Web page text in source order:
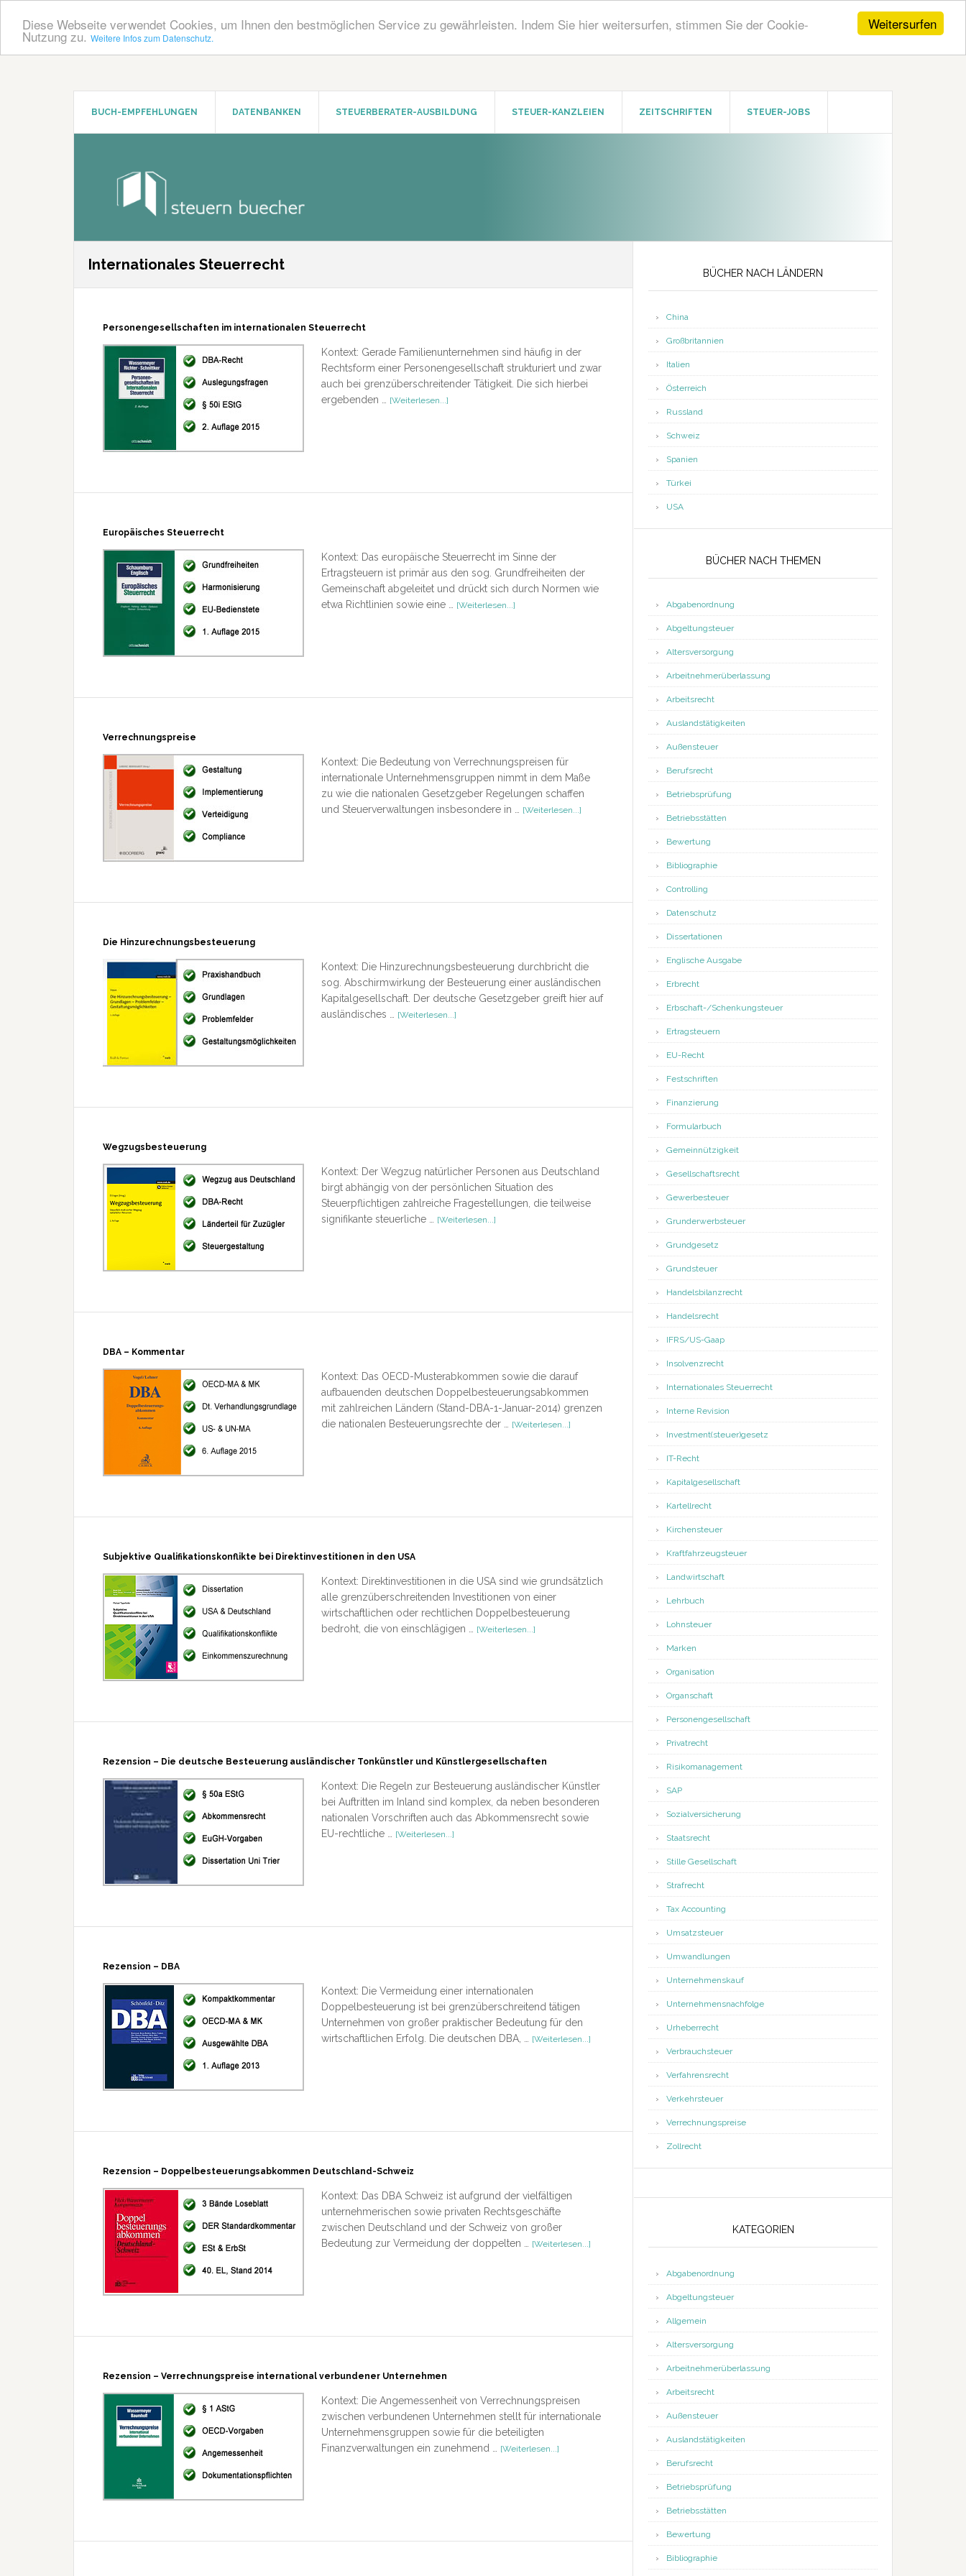
Weitersurfen
Diese Webseite verwendet Cookies, um Ihnen den bestmöglichen Service zu gewährleisten. Indem Sie hier weitersurfen, stimmen Sie der Cookie-
Nutzung zu. Weitere Infos zum Datenschutz.
Zum
Zur
BUCH-EMPFEHLUNGEN DATENBANKEN STEUERBERATER-AUSBILDUNG STEUER-KANZLEIEN ZEITSCHRIFTEN STEUER-JOBS
Internationales Steuerrecht
Personengesellschaften im internationalen Steuerrecht
Kontext: Gerade Familienunternehmen sind häufig in der
Rechtsform einer Personengesellschaft strukturiert und zwar
auch bei grenzüberschreitender Tätigkeit. Die sich hierbei
ergebenden …
[Weiterlesen...]
Europäisches Steuerrecht
Kontext: Das europäische Steuerrecht im Sinne der
Ertragsteuern ist primär aus den sog. Grundfreiheiten der
Gemeinschaft abgeleitet und drückt sich durch Normen wie
etwa Richtlinien sowie eine …
[Weiterlesen...]
Verrechnungspreise
Kontext: Die Bedeutung von Verrechnungspreisen für
internationale Unternehmensgruppen nimmt in dem Maße
zu wie die nationalen Gesetzgeber Regelungen schaffen
und Steuerverwaltungen insbesondere in …
[Weiterlesen...] ÜberVerrechnungspreise
Die Hinzurechnungsbesteuerung
Kontext: Die Hinzurechnungsbesteuerung durchbricht die
sog. Abschirmwirkung der Besteuerung einer ausländischen
Kapitalgesellschaft. Der deutsche Gesetzgeber greift hier auf
ausländisches …
[Weiterlesen...]
Wegzugsbesteuerung
Kontext: Der Wegzug natürlicher Personen aus Deutschland
birgt abhängig von der persönlichen Situation des
Steuerpflichtigen zahlreiche Fragestellungen, die teilweise
signifikante steuerliche …
[Weiterlesen...]
DBA – Kommentar
Kontext: Das OECD-Musterabkommen sowie die darauf
aufbauenden deutschen Doppelbesteuerungsabkommen
mit zahlreichen Ländern (Stand-DBA-1-Januar-2014) grenzen
die nationalen Besteuerungsrechte der …
[Weiterlesen...]
Subjektive Qualifikationskonflikte bei Direktinvestitionen in den USA
Kontext: Direktinvestitionen in die USA sind wie grundsätzlich
alle grenzüberschreitenden Investitionen von einer
wirtschaftlichen oder rechtlichen Doppelbesteuerung
bedroht, die von einschlägigen …
[Weiterlesen...]
Rezension – Die deutsche Besteuerung ausländischer Tonkünstler und Künstlergesellschaften
Kontext: Die Regeln zur Besteuerung ausländischer Künstler
bei Auftritten im Inland sind komplex, da neben besonderen
nationalen Vorschriften auch das Abkommensrecht sowie
EU-rechtliche …
[Weiterlesen...]
und
Rezension – DBA
Kontext: Die Vermeidung einer internationalen
Doppelbesteuerung ist bei grenzüberschreitend tätigen
Unternehmen von großer praktischer Bedeutung für den
wirtschaftlichen Erfolg. Die deutschen DBA, …
[Weiterlesen...] ÜberRezension
Rezension – Doppelbesteuerungsabkommen Deutschland-Schweiz
Kontext: Das DBA Schweiz ist aufgrund der vielfältigen
unternehmerischen sowie privaten Rechtsgeschäfte
zwischen Deutschland und der Schweiz von großer
Bedeutung zur Vermeidung der doppelten …
[Weiterlesen...]
Doppelbesteuerungsabkommen
Rezension – Verrechnungspreise international verbundener Unternehmen
Kontext: Die Angemessenheit von Verrechnungspreisen
zwischen verbundenen Unternehmen stellt für internationale
Unternehmensgruppen sowie für die beteiligten
Finanzverwaltungen ein zunehmend …
[Weiterlesen...]
BÜCHER NACH LÄNDERN
China
Großbritannien
Italien
Österreich
Russland
Schweiz
Spanien
Türkei
USA
BÜCHER NACH THEMEN
Abgabenordnung
Abgeltungsteuer
Altersversorgung
Arbeitnehmerüberlassung
Arbeitsrecht
Auslandstätigkeiten
Außensteuer
Berufsrecht
Betriebsprüfung
Betriebsstätten
Bewertung
Bibliographie
Controlling
Datenschutz
Dissertationen
Englische Ausgabe
Erbrecht
Erbschaft-/Schenkungsteuer
Ertragsteuern
EU-Recht
Festschriften
Finanzierung
Formularbuch
Gemeinnützigkeit
Gesellschaftsrecht
Gewerbesteuer
Grunderwerbsteuer
Grundgesetz
Grundsteuer
Handelsbilanzrecht
Handelsrecht
IFRS/US-Gaap
Insolvenzrecht
Internationales Steuerrecht
Interne Revision
Investment(steuer)gesetz
IT-Recht
Kapitalgesellschaft
Kartellrecht
Kirchensteuer
Kraftfahrzeugsteuer
Landwirtschaft
Lehrbuch
Lohnsteuer
Marken
Organisation
Organschaft
Personengesellschaft
Privatrecht
Risikomanagement
SAP
Sozialversicherung
Staatsrecht
Stille Gesellschaft
Strafrecht
Tax Accounting
Umsatzsteuer
Umwandlungen
Unternehmenskauf
Unternehmensnachfolge
Urheberrecht
Verbrauchsteuer
Verfahrensrecht
Verkehrsteuer
Verrechnungspreise
Zollrecht
KATEGORIEN
Abgabenordnung
Abgeltungsteuer
Allgemein
Altersversorgung
Arbeitnehmerüberlassung
Arbeitsrecht
Außensteuer
Auslandstätigkeiten
Berufsrecht
Betriebsprüfung
Betriebsstätten
Bewertung
Bibliographie